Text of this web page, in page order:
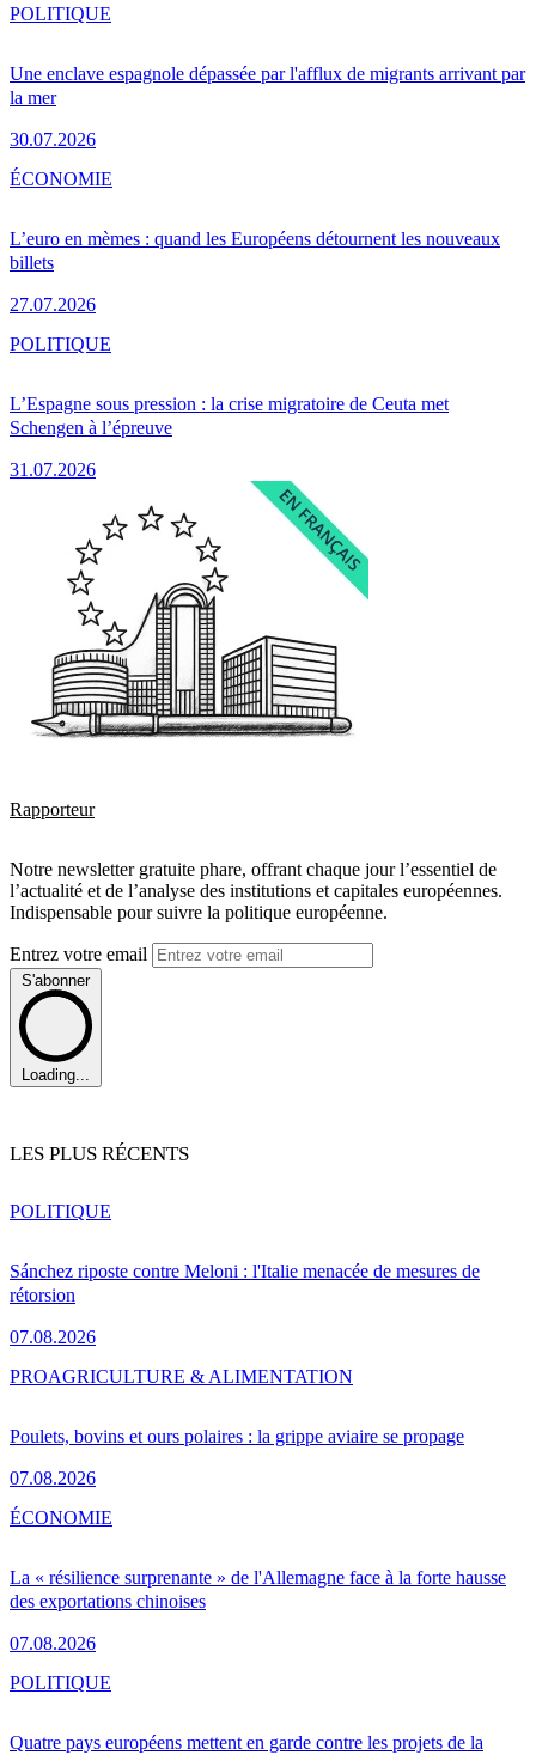
Une enclave espagnole dépassée par l'afflux de migrants arrivant par
la mer
30.07.2026
POLITIQUE
L’euro en mèmes : quand les Européens détournent les nouveaux
billets
27.07.2026
ÉCONOMIE
L’Espagne sous pression : la crise migratoire de Ceuta met
Schengen à l’épreuve
31.07.2026
POLITIQUE
Rapporteur
Notre newsletter gratuite phare, offrant chaque jour l’essentiel de
l’actualité et de l’analyse des institutions et capitales européennes.
Indispensable pour suivre la politique européenne.
Entrez votre email
S'abonner
Loading...
LES PLUS RÉCENTS
Sánchez riposte contre Meloni : l'Italie menacée de mesures de
rétorsion
07.08.2026
POLITIQUE
Poulets, bovins et ours polaires : la grippe aviaire se propage
07.08.2026
PROAGRICULTURE & ALIMENTATION
La « résilience surprenante » de l'Allemagne face à la forte hausse
des exportations chinoises
07.08.2026
ÉCONOMIE
Quatre pays européens mettent en garde contre les projets de la
POLITIQUE